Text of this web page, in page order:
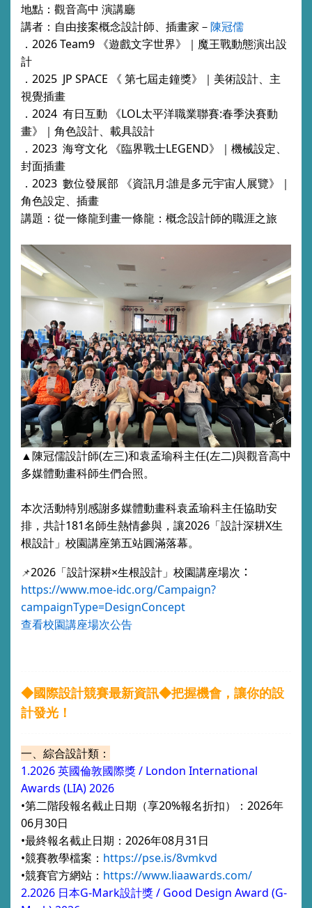
地點：觀音高中 演講廳
講者： 自由接案概念設計師、插畫家 －陳冠儒
．2026 Team9 《遊戲文字世界》｜魔王戰動態演出設
計
．2025 JP SPACE 《 第七屆走鐘獎》｜美術設計、主
視覺插畫
．2024 有日互動 《LOL太平洋職業聯賽:春季決賽動
畫》｜角色設計、載具設計
．2023 海穹文化 《臨界戰士LEGEND》｜機械設定、
封面插畫
．2023 數位發展部 《資訊月:誰是多元宇宙人展覽》｜
角色設定、插畫
講題：從一條龍到畫一條龍：概念設計師的職涯之旅
▲陳冠儒設計師(左三)和袁孟瑜科主任(左二)與觀音高中
多媒體動畫科師生們合照。
本次活動特別感謝多媒體動畫科袁孟瑜科主任協助安
排，共計181名師生熱情參與，讓2026「設計深耕X生
根設計」校園講座第五站圓滿落幕。
📌2026「設計深耕×生根設計」校園講座場次 ：
https://www.moe-idc.org/Campaign?
campaignType=DesignConcept
查看校園講座場次公告
◆國際設計競賽最新資訊◆把握機會，讓你的設
計發光！
一、綜合設計類：
1.2026 英國倫敦國際獎 / London International
Awards (LIA) 2026
•第二階段報名截止日期（享20%報名折扣）：2026年
06月30日
•最終報名截止日期：2026年08月31日
•競賽教學檔案 ： https://pse.is/8vmkvd
•競賽官方網站： https://www.liaawards.com/
2.2026 日本G-Mark設計獎 / Good Design Award (G-